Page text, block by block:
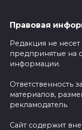
Правовая
Редакция не несет
предпринятые на
информации.
Ответственность
материалов,
рекламодатель.
Сайт содержит